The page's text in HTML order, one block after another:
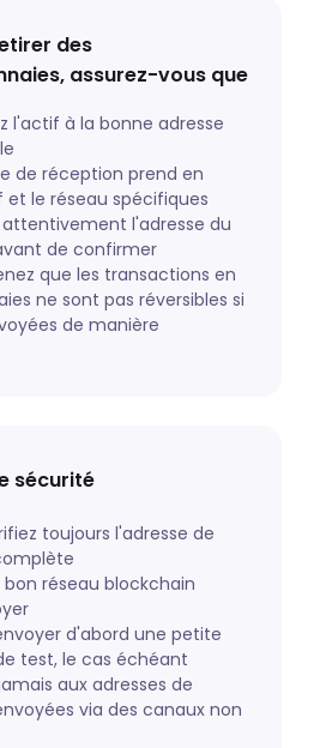
des
assurez-vous que
l'actif à la bonne adresse
de réception prend en
le réseau spécifiques
attentivement l'adresse du
de confirmer
que les transactions en
ne sont pas réversibles si
de manière
sécurité
toujours l'adresse de
réseau blockchain
d'abord une petite
test, le cas échéant
aux adresses de
via des canaux non